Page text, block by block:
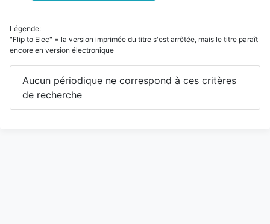
Légende:
"Flip to Elec" = la version imprimée du titre s'est arrêtée, mais le titre paraît
encore en version électronique
Aucun périodique ne correspond à ces critères
de recherche